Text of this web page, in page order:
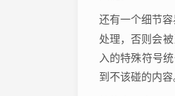
还有一个细节
处理，否则会
入的特殊符号
到不该碰的内容